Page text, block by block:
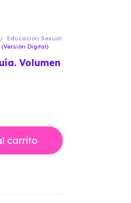
/
Educación Sexual
Digital)
Volumen